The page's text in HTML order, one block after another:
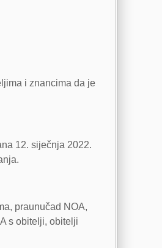
i znancima da je
12. siječnja 2022.
praunučad NOA,
s obitelji, obitelji